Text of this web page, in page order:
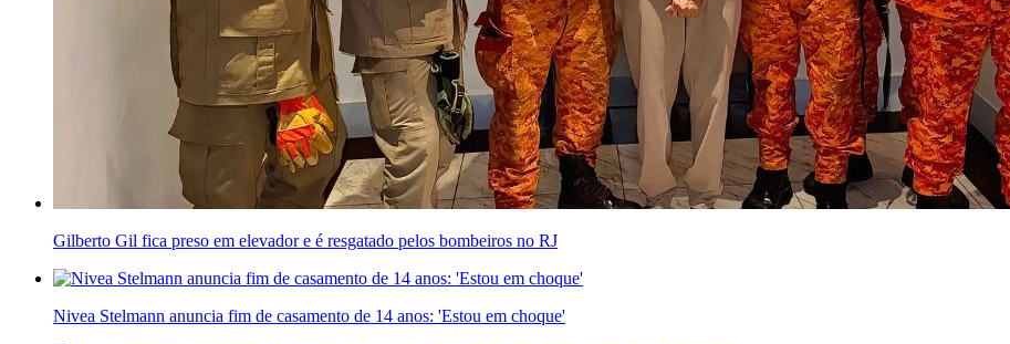
Gilberto Gil fica preso em elevador e é resgatado pelos bombeiros no RJ
Nivea Stelmann anuncia fim de casamento de 14 anos: 'Estou em choque'